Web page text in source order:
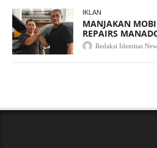
IKLAN
MANJAKAN
REPAIRS
Redaksi Identitas